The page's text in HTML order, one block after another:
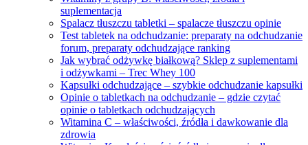
suplementacja
Spalacz tłuszczu tabletki – spalacze tłuszczu opinie
Test tabletek na odchudzanie: preparaty na odchudzanie
forum, preparaty odchudzające ranking
Jak wybrać odżywkę białkową? Sklep z suplementami
i odżywkami – Trec Whey 100
Kapsułki odchudzające – szybkie odchudzanie kapsułki
Opinie o tabletkach na odchudzanie – gdzie czytać
opinie o tabletkach odchudzających
Witamina C – właściwości, źródła i dawkowanie dla
zdrowia